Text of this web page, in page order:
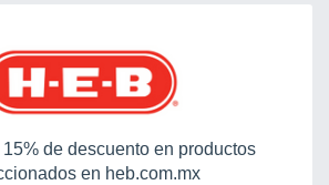
de descuento en productos
en heb.com.mx